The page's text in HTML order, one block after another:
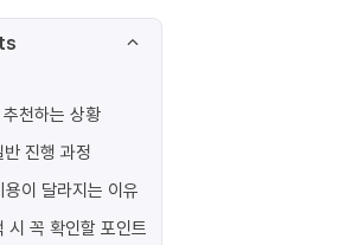
천하는 상황
진행 과정
이 달라지는 이유
시 꼭 확인할 포인트